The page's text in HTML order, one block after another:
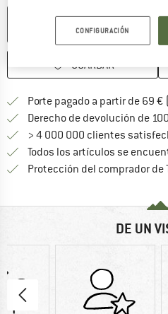
GUARDAR
Porte pagado a partir de 69 €
Derecho de devolución de
> 4 000 000 clientes
Todos los artículos se
Protección del comprador de
DE UN
CONFIGURACIÓN